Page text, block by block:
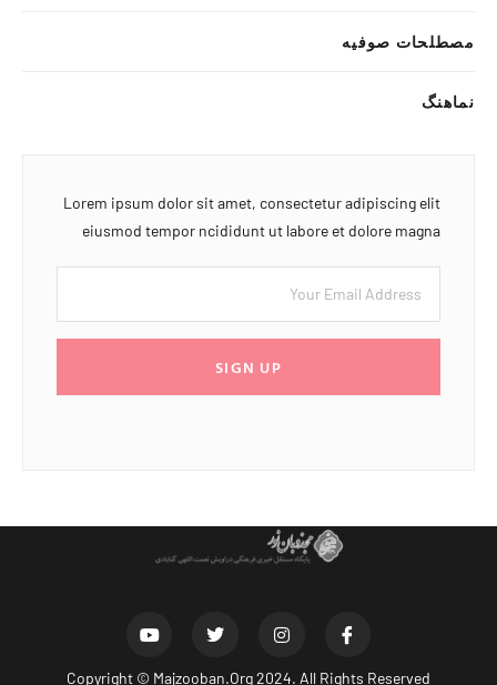
مصطلحات صوفیه
نماهنگ
Lorem ipsum dolor sit amet, consectetur adipiscing elit
eiusmod tempor ncididunt ut labore et dolore magna
SIGN UP
Copyright © Majzooban.Org2024. All Rights Reserved